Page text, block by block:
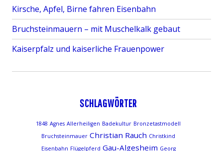
Kirsche, Apfel, Birne fahren Eisenbahn
Bruchsteinmauern – mit Muschelkalk gebaut
Kaiserpfalz und kaiserliche Frauenpower
SCHLAGWÖRTER
1848 Agnes Allerheiligen Badekultur Bronzetastmodell
Bruchsteinmauer Christian Rauch Christkind
Eisenbahn Flügelpferd Gau-Algesheim Georg